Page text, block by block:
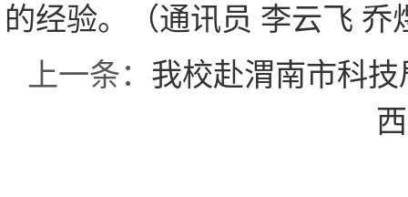
的经验。（通讯员 李云飞
上一条： 我校赴渭南市科